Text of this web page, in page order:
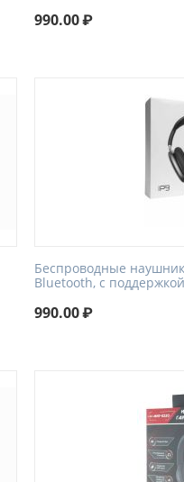
990.00₽
Беспроводные
Bluetooth, с
990.00₽